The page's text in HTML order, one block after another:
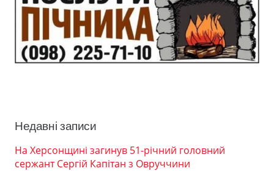
Недавні записи
На Херсонщині загинув 51-річний головний
сержант Сергій Капітан з Овруччини